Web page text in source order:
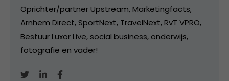
Oprichter/partner Upstream, Marketingfacts,
Arnhem Direct, SportNext, TravelNext, RvT VPRO,
Bestuur Luxor Live, social business, onderwijs,
fotografie en vader!